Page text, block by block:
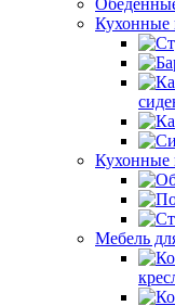
Кухонные
Кухонные
Мебель